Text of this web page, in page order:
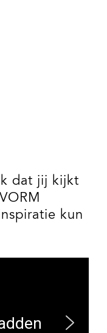
dat jij kijkt
kun